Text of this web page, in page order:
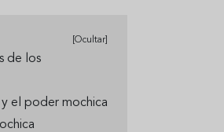
[Ocultar]
de los
el poder mochica